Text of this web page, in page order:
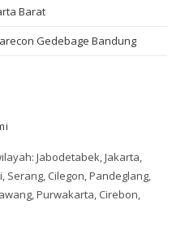
Barat
Gedebage Bandung
Jabodetabek, Jakarta,
Serang, Cilegon, Pandeglang,
Purwakarta, Cirebon,